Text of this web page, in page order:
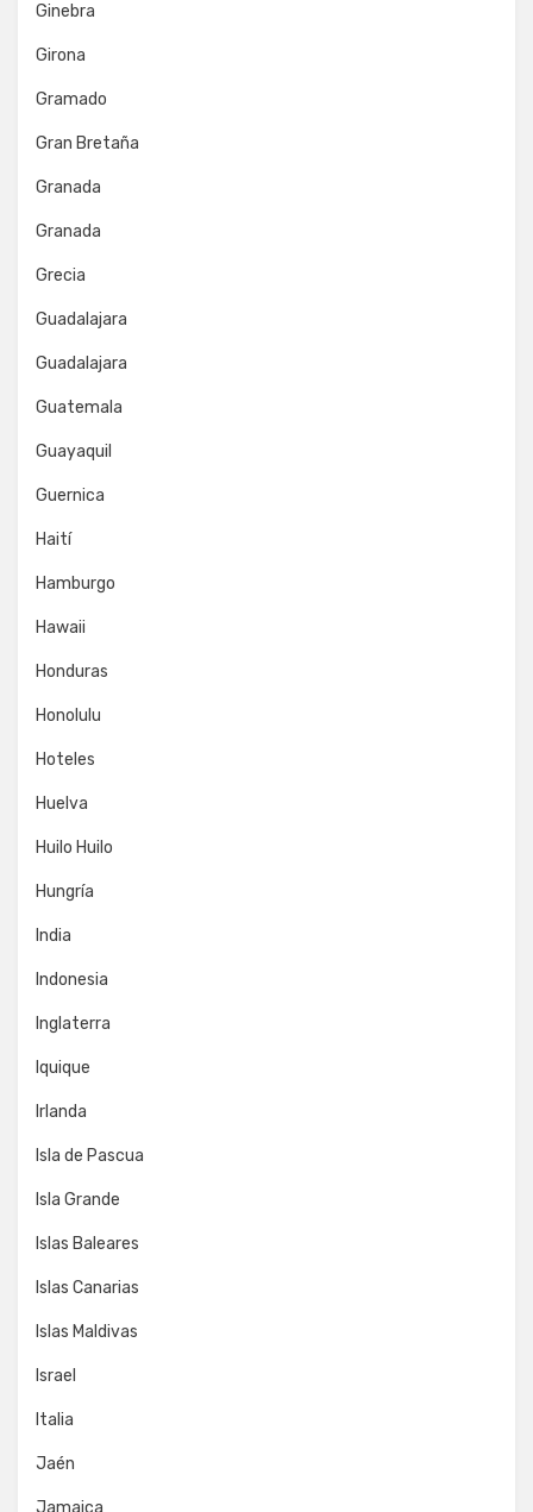
Ginebra
Girona
Gramado
Gran Bretaña
Granada
Granada
Grecia
Guadalajara
Guadalajara
Guatemala
Guayaquil
Guernica
Haití
Hamburgo
Hawaii
Honduras
Honolulu
Hoteles
Huelva
Huilo Huilo
Hungría
India
Indonesia
Inglaterra
Iquique
Irlanda
Isla de Pascua
Isla Grande
Islas Baleares
Islas Canarias
Islas Maldivas
Israel
Italia
Jaén
Jamaica